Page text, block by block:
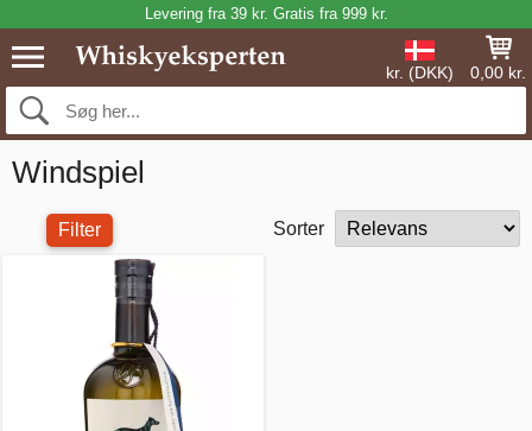
Levering fra 39 kr. Gratis fra 999 kr.
kr. (DKK) 0,00 kr.
Windspiel
Filter Sorter